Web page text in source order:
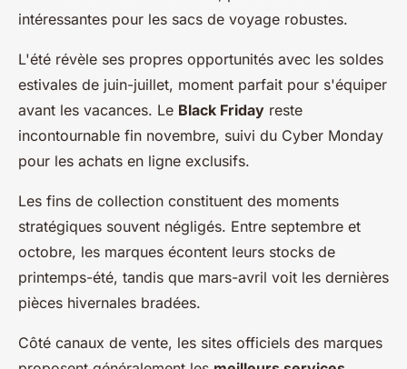
intéressantes pour les sacs de voyage robustes.
L'été révèle ses propres opportunités avec les soldes
estivales de juin-juillet, moment parfait pour s'équiper
avant les vacances. Le Black Friday reste
incontournable fin novembre, suivi du Cyber Monday
pour les achats en ligne exclusifs.
Les fins de collection constituent des moments
stratégiques souvent négligés. Entre septembre et
octobre, les marques écontent leurs stocks de
printemps-été, tandis que mars-avril voit les dernières
pièces hivernales bradées.
Côté canaux de vente, les sites officiels des marques